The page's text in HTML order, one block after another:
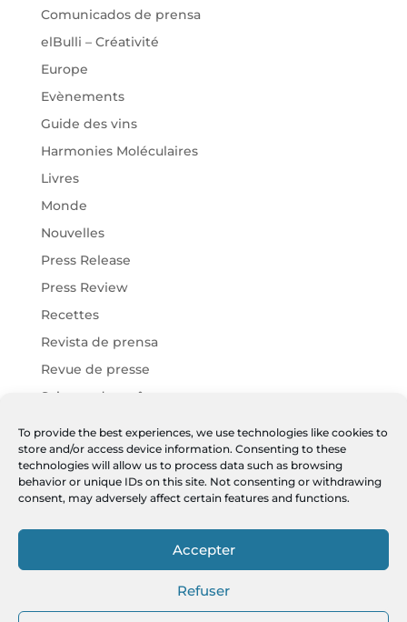
To provide the best experiences, we use technologies like cookies to
store and/or access device information. Consenting to these
technologies will allow us to process data such as browsing
behavior or unique IDs on this site. Not consenting or withdrawing
consent, may adversely affect certain features and functions.
Accepter
Refuser
Comunicados de prensa
elBulli – Créativité
Europe
Evènements
Guide des vins
Harmonies Moléculaires
Livres
Monde
Nouvelles
Press Release
Press Review
Recettes
Revista de prensa
Revue de presse
Science des arômes
Vins Harmonies
Vins JF